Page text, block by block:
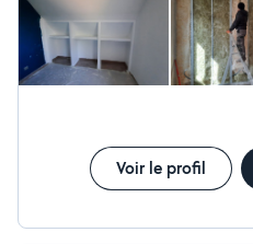
Voir le profil